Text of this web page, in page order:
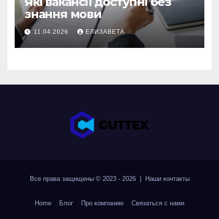
знання мови
11.04.2026 ЕЛИЗАВЕТА
Все права защищены © 2023 - 2026 | Наши контакты
Home Блог Про компанию Связаться с нами